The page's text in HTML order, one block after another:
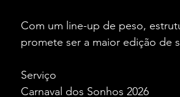
Com um line-up de peso,
promete ser a maior edição de
Serviço
Carnaval dos Sonhos 2026